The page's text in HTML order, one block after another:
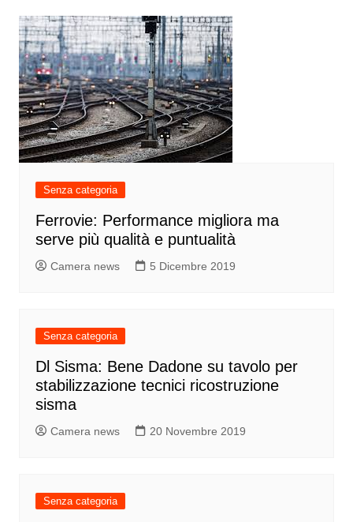
Senza categoria
Ferrovie: Performance migliora ma
serve più qualità e puntualità
Camera news 5 Dicembre 2019
Senza categoria
Dl Sisma: Bene Dadone su tavolo per
stabilizzazione tecnici ricostruzione
sisma
Camera news 20 Novembre 2019
Senza categoria